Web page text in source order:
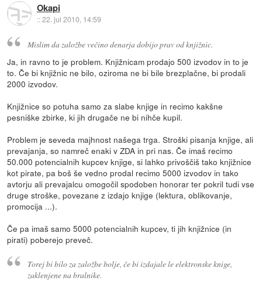
Okapi
::22. jul 2010, 14:59
Mislim da založbe večino denarja dobijo prav od knjižnic.
Ja, in ravno to je problem. Knjižnicam prodajo 500 izvodov in to je
to. Če bi knjižnic ne bilo, oziroma ne bi bile brezplačne, bi prodali
2000 izvodov.
Knjižnice so potuha samo za slabe knjige in recimo kakšne
pesniške zbirke, ki jih drugače ne bi nihče kupil.
Problem je seveda majhnost našega trga. Stroški pisanja knjige, ali
prevajanja, so namreč enaki v ZDA in pri nas. Če imaš recimo
50.000 potencialnih kupcev knjige, si lahko privoščiš tako knjižnice
kot pirate, pa boš še vedno prodal recimo 5000 izvodov in tako
avtorju ali prevajalcu omogočil spodoben honorar ter pokril tudi vse
druge stroške, povezane z izdajo knjige (lektura, oblikovanje,
promocija ...).
Če pa imaš samo 5000 potencialnih kupcev, ti jih knjižnice (in
pirati) poberejo preveč.
Torej bi bilo za založbe bolje, če bi izdajale le elektronske knige,
zaklenjene na bralnike.